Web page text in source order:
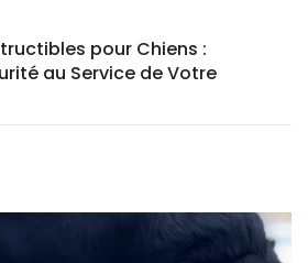
pour Chiens :
au Service de Votre